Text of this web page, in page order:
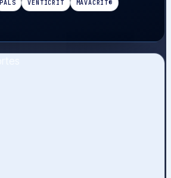
PALS VENTICRIT MAVACRIT®